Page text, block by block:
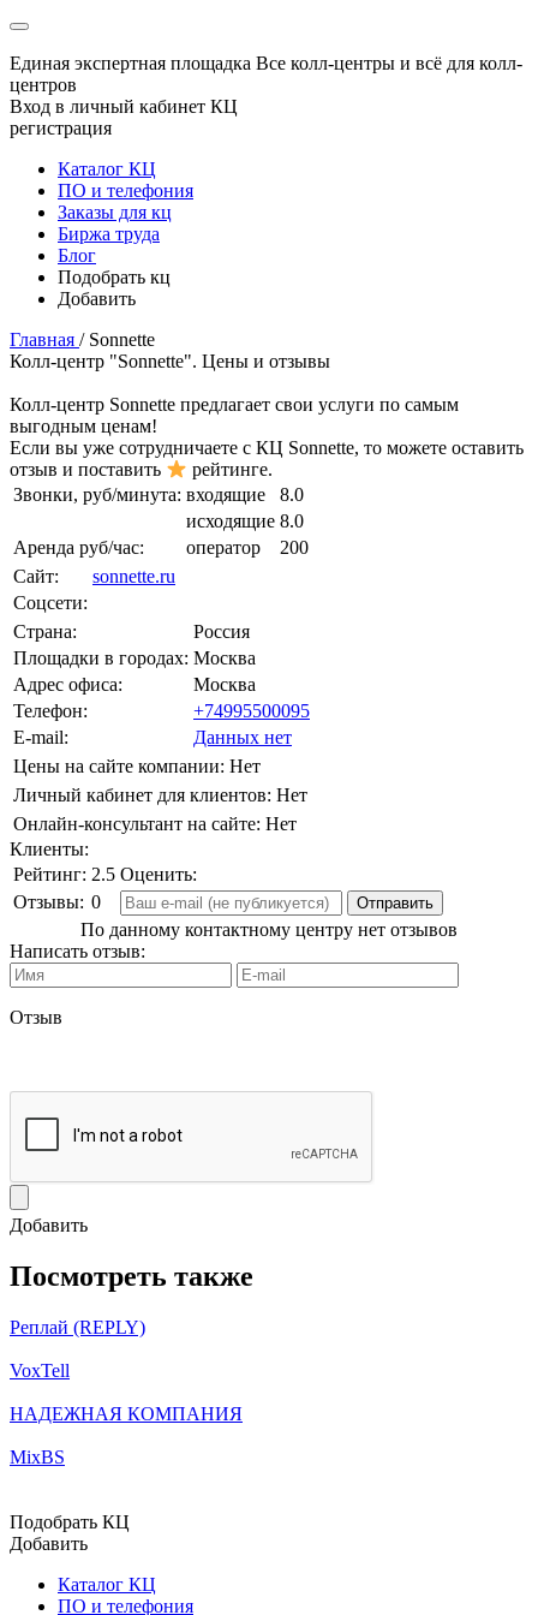
Единая экспертная площадка Все колл-центры и всё для колл-
центров
Вход в личный кабинет КЦ
регистрация
Каталог КЦ
ПО и телефония
Заказы для кц
Биржа труда
Блог
Подобрать кц
Добавить
Главная / Sonnette
Колл-центр "Sonnette". Цены и отзывы
Колл-центр Sonnette предлагает свои услуги по самым
выгодным ценам!
Если вы уже сотрудничаете с КЦ Sonnette, то можете оставить
отзыв и поставить
рейтинге.
Звонки, руб/минута: входящие
8.0
исходящие 8.0
Аренда руб/час:
оператор
200
Сайт:
sonnette.ru
Соцсети:
Страна:
Россия
Площадки в городах: Москва
Адрес офиса:
Москва
Телефон:
+74995500095
E-mail:
Данных нет
Цены на сайте компании: Нет
Личный кабинет для клиентов: Нет
Онлайн-консультант на сайте: Нет
Клиенты:
Рейтинг: 2.5 Оценить:
Отзывы: 0
По данному контактному центру нет отзывов
Написать отзыв:
Отзыв
Добавить
Посмотреть также
Реплай (REPLY)
VoxTell
НАДЕЖНАЯ КОМПАНИЯ
MixBS
Подобрать КЦ
Добавить
Каталог КЦ
ПО и телефония